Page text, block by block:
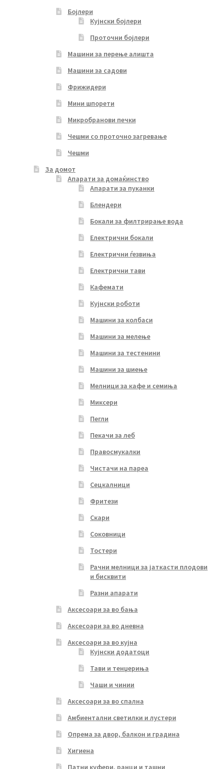
Бојлери
Кујнски бојлери
Проточни бојлери
Машини за перење алишта
Машини за садови
Фрижидери
Мини шпорети
Микробранови печки
Чешми со проточно загревање
Чешми
За домот
Апарати за домаќинство
Апарати за пуканки
Блендери
Бокали за филтрирање вода
Електрични бокали
Електрични ѓезвиња
Електрични тави
Кафемати
Кујнски роботи
Машини за колбаси
Машини за мелење
Машини за тестенини
Машини за шиење
Мелници за кафе и семиња
Миксери
Пегли
Пекачи за леб
Правосмукалки
Чистачи на пареа
Сецкалници
Фритези
Скари
Соковници
Тостери
Рачни мелници за јаткасти плодови
и бисквити
Разни апарати
Аксесоари за во бања
Аксесоари за во дневна
Аксесоари за во кујна
Кујнски додатоци
Тави и тенџериња
Чаши и чинии
Аксесоари за во спална
Амбиентални светилки и лустери
Опрема за двор, балкон и градина
Хигиена
Патни куфери, ранци и ташни